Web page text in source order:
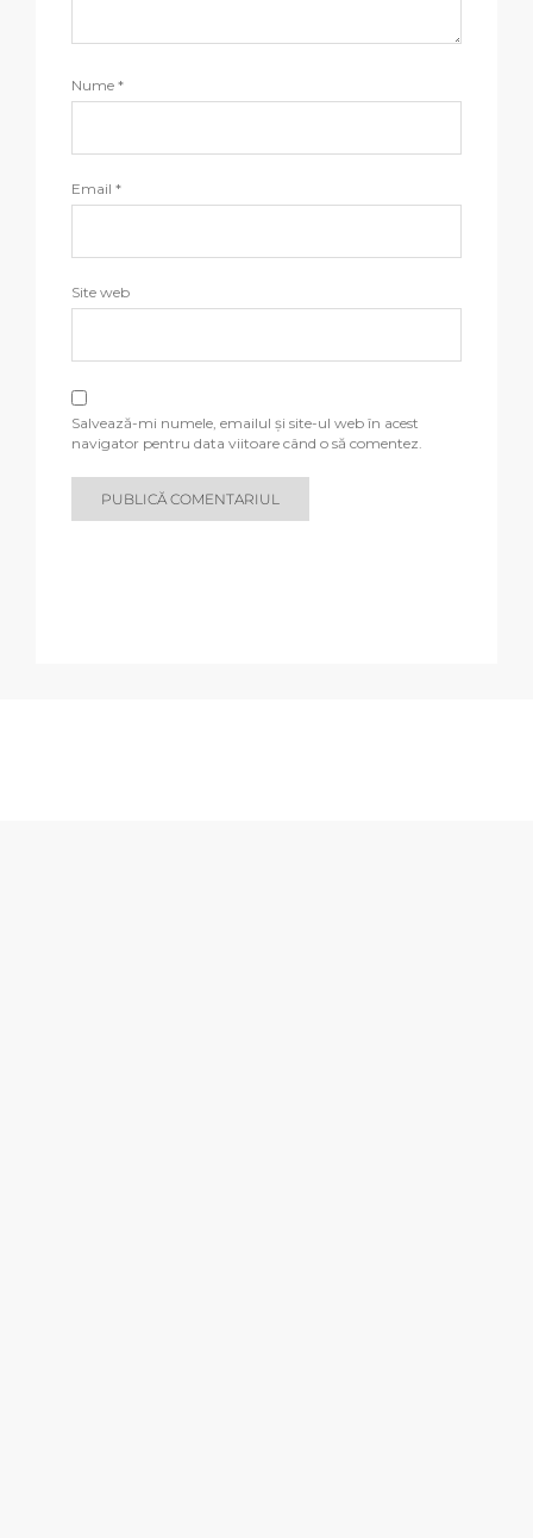
Nume *
Email *
Site web
Salvează-mi numele, emailul și site-ul web în acest
navigator pentru data viitoare când o să comentez.